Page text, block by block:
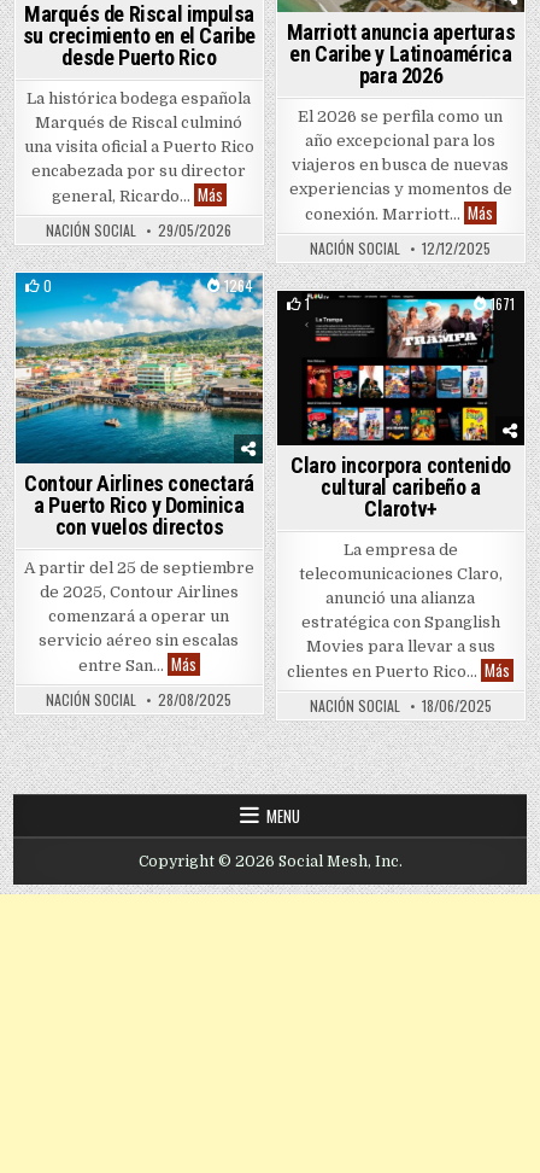
Marqués de Riscal impulsa
su crecimiento en el Caribe
desde Puerto Rico
La histórica bodega española
Marqués de Riscal culminó
una visita oficial a Puerto Rico
encabezada por su director
general, Ricardo… MásMarqués de Riscal impulsa su crecimiento en el
NACIÓN SOCIAL 29/05/2026
Marriott anuncia aperturas
en Caribe y Latinoamérica
para 2026
El 2026 se perfila como un
año excepcional para los
viajeros en busca de nuevas
experiencias y momentos de
conexión. Marriott… Más
NACIÓN SOCIAL
12/12/2025
0
1264
Posted in
Contour Airlines conectará
a Puerto Rico y Dominica
con vuelos directos
A partir del 25 de septiembre
de 2025, Contour Airlines
comenzará a operar un
servicio aéreo sin escalas
entre San… MásContour Airlines conectará a Puerto Rico y Dominica
NACIÓN SOCIAL 28/08/2025
1 1671
Posted in
Claro incorpora contenido
cultural caribeño a
Clarotv+
La empresa de
telecomunicaciones Claro,
anunció una alianza
estratégica con Spanglish
Movies para llevar a sus
clientes en Puerto Rico… Más
NACIÓN SOCIAL 18/06/2025
MENU
Copyright © 2026 Social Mesh, Inc.